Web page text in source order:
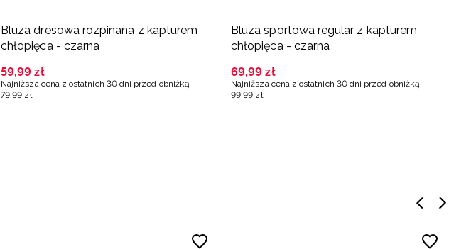
Bluza dresowa rozpinana z kapturem
chłopięca - czarna
59,99 zł
Najniższa cena z ostatnich 30 dni przed obniżką
79 ,99 zł
Bluza sportowa regular z kapturem
chłopięca - czarna
69,99 zł
Najniższa cena z ostatnich 30 dni przed obniżką
99 ,99 zł